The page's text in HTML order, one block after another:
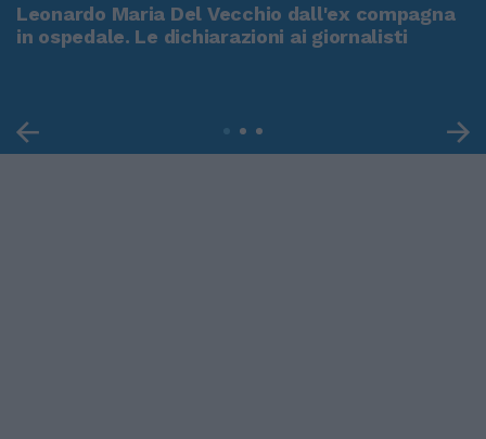
Leonardo Maria Del Vecchio dall'ex compagna
in ospedale. Le dichiarazioni ai giornalisti